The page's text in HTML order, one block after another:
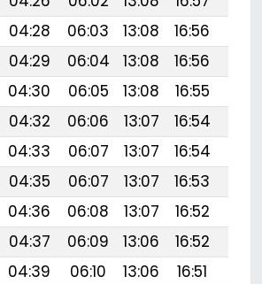
04:28 06:03 13:08 16:56
04:29 06:04 13:08 16:56
04:30 06:05 13:08 16:55
04:32 06:06 13:07 16:54
04:33 06:07 13:07 16:54
04:35 06:07 13:07 16:53
04:36 06:08 13:07 16:52
04:37 06:09 13:06 16:52
04:39 06:10 13:06 16:51